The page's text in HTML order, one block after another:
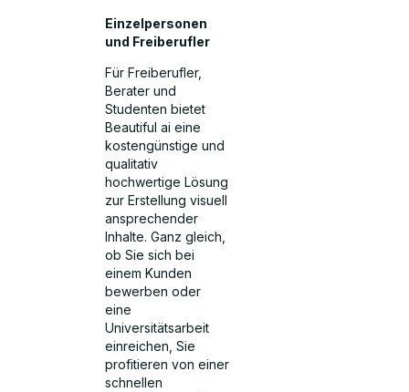
Einzelpersonen
und Freiberufler
Für Freiberufler,
Berater und
Studenten bietet
Beautiful ai eine
kostengünstige und
qualitativ
hochwertige Lösung
zur Erstellung visuell
ansprechender
Inhalte. Ganz gleich,
ob Sie sich bei
einem Kunden
bewerben oder
eine
Universitätsarbeit
einreichen, Sie
profitieren von einer
schnellen